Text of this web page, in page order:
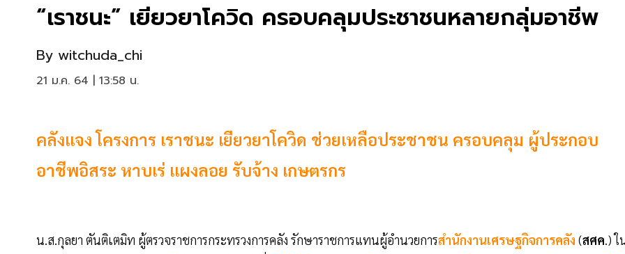
“เราชนะ” เยียวยาโควิด ครอบคลุมประชาชนหลายกลุ่มอาชีพ
By witchuda_chi
21 ม.ค. 64 | 13:58 น.
คลังแจง โครงการ เราชนะ เยียวยาโควิด ช่วยเหลือประชาชน ครอบคลุม ผู้ประกอบ
อาชีพอิสระ หาบเร่ แผงลอย รับจ้าง เกษตรกร
น.ส.กุลยา ตันติเตมิท ผู้ตรวจราชการกระทรวงการคลัง รักษาราชการแทนผู้อำนวยการสำนักงานเศรษฐกิจการคลัง (สศค.) ใ